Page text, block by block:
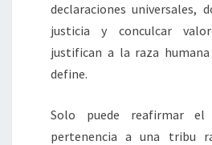
declaraciones universales,
justicia y conculcar
justifican a la raza
define.
Solo puede reafirmar el
pertenencia a una tribu